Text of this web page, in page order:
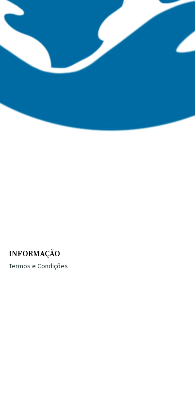
INFORMAÇÃO
Termos e Condições